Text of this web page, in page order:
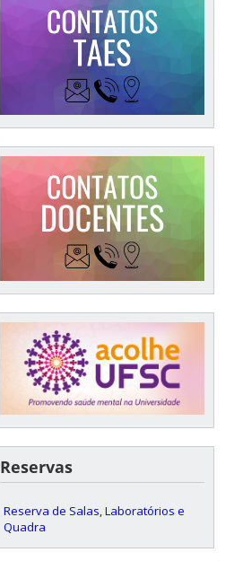
Reservas
Reserva de Salas, Laboratórios e
Quadra